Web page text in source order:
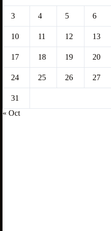
3 4 5 6
10 11 12 13
17 18 19 20
24 25 26 27
31
« Oct